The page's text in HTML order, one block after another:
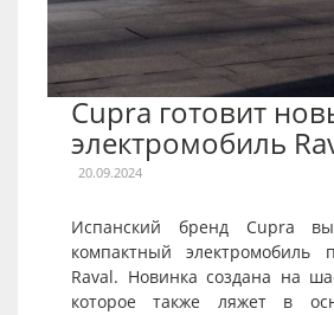
Cupra готовит
электромобиль
20.09.2024
Испанский бренд Cupra
компактный электромобиль
Raval. Новинка создана на
которое также ляжет в